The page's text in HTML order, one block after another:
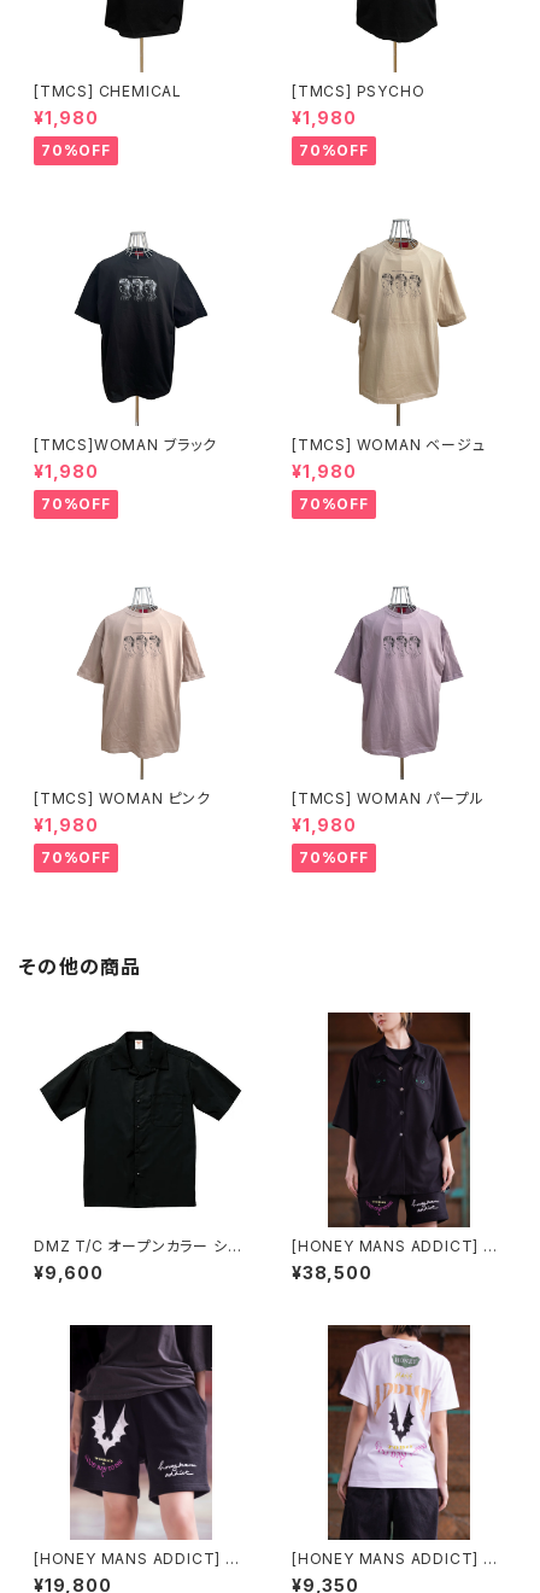
[TMCS] CHEMICAL
¥1,980
70%OFF
[TMCS] PSYCHO
¥1,980
70%OFF
[TMCS]WOMAN ブラック
¥1,980
70%OFF
[TMCS] WOMAN ベージュ
¥1,980
70%OFF
[TMCS] WOMAN ピンク
¥1,980
70%OFF
[TMCS] WOMAN パープル
¥1,980
70%OFF
その他の商品
DMZ T/C オープンカラー ショ
ートスリーブ シャツ
¥9,600
[HONEY MANS ADDICT] CA
Tオープンカラーシャツ
¥38,500
[HONEY MANS ADDICT] G
OOD DAY TO DIE ハーフパン
¥19,800
[HONEY MANS ADDICT] G
OOD DAY TO DIE Tシャツ
¥9,350